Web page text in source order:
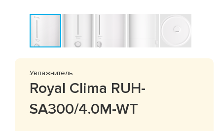
Увлажнитель
Royal Clima RUH-
SA300/4.0M-WT